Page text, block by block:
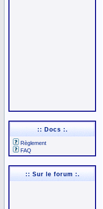
:: Docs :.
Règlement
FAQ
:: Sur le forum :.